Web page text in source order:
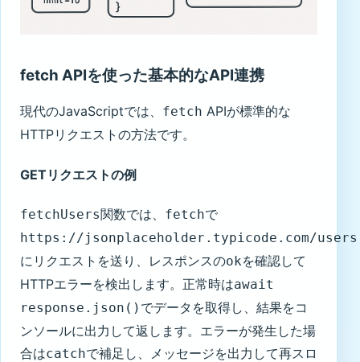
fetch APIを使った基本的なAPI連携
現代のJavaScriptでは、 fetch APIが標準的な
HTTPリクエストの方法です。
GETリクエストの例
fetchUsers関数では、 fetchで
https://jsonplaceholder.typicode.com/users
にリクエストを送り、レスポンスのokを確認して
HTTPエラーを検出します。正常時はawait
response.json() でデータを取得し、結果をコ
ンソールに出力して返します。エラーが発生した場
合はcatchで補足し、メッセージを出力して再スロ